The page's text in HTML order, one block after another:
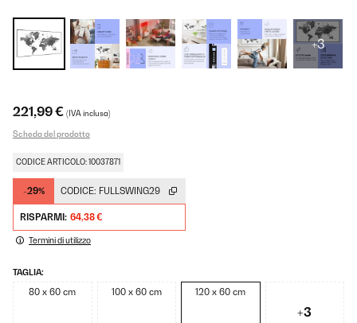
+3
221,99 € (IVA inclusa)
Scheda del prodotto
CODICE ARTICOLO: 10037871
-29% CODICE: FULLSWING29
RISPARMI: 64,38 €
Termini di utilizzo
TAGLIA:
80 x 60 cm 100 x 60 cm 120 x 60 cm
+3